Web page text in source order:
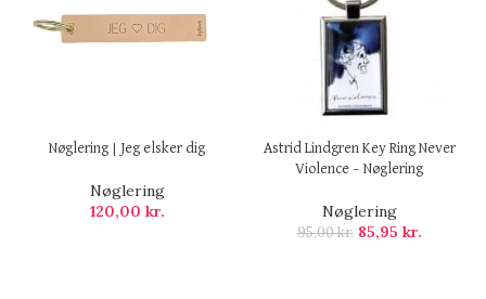
Nøglering | Jeg elsker dig
Nøglering
120,00 kr.
Astrid Lindgren Key Ring Never
Violence – Nøglering
Nøglering
95,00kr. 85,95 kr.